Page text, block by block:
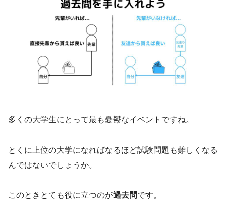
多くの大学生にとって最も憂鬱なイベントですね。
とくに上位の大学になればなるほど試験問題も難しくなる
んではないでしょうか。
このときとても役に立つのが過去問です。